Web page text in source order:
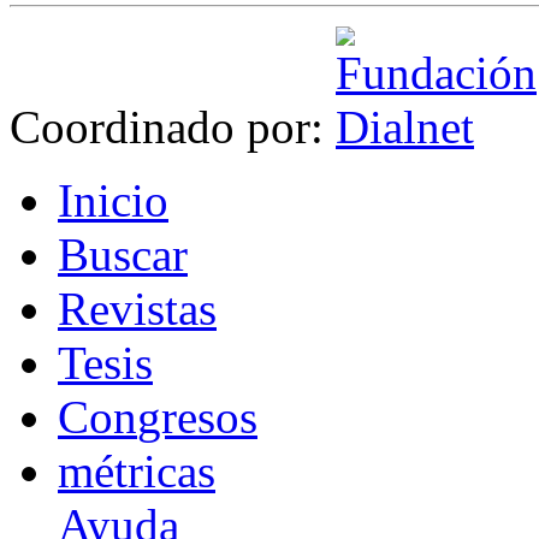
Coordinado por:
Inicio
Buscar
Revistas
Tesis
Congresos
métricas
Ayuda